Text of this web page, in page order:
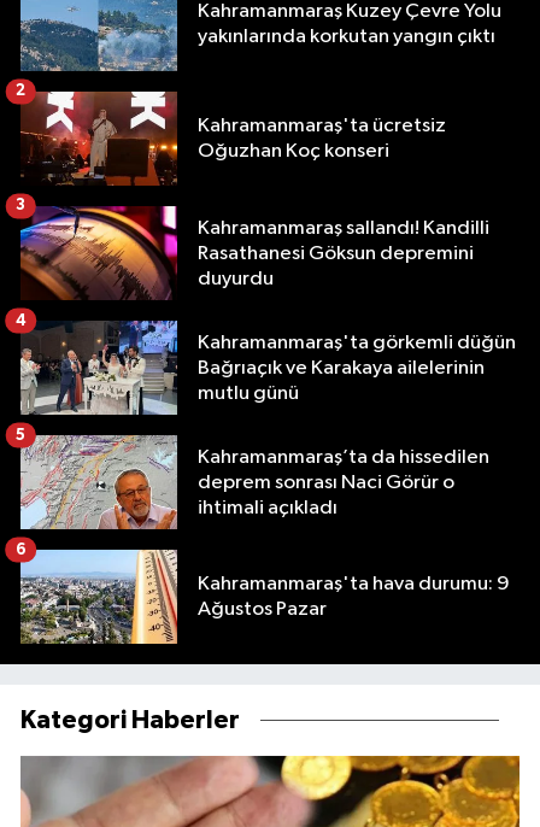
Kahramanmaraş Kuzey Çevre Yolu
yakınlarında korkutan yangın çıktı
Kahramanmaraş'ta ücretsiz
Oğuzhan Koç konseri
2
Kahramanmaraş sallandı! Kandilli
Rasathanesi Göksun depremini
duyurdu
3
Kahramanmaraş'ta görkemli düğün
Bağrıaçık ve Karakaya ailelerinin
mutlu günü
4
Kahramanmaraş’ta da hissedilen
deprem sonrası Naci Görür o
ihtimali açıkladı
5
Kahramanmaraş'ta hava durumu: 9
Ağustos Pazar
6
Kategori Haberler